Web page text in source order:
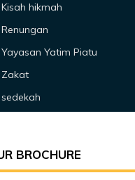
Kisah hikmah
Renungan
Yayasan Yatim Piatu
Zakat
sedekah
BROCHURE